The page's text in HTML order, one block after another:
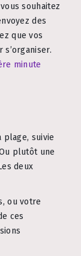
souhaitez
des
que vos
minute
plage, suivie
plutôt une
deux
ou votre
ces